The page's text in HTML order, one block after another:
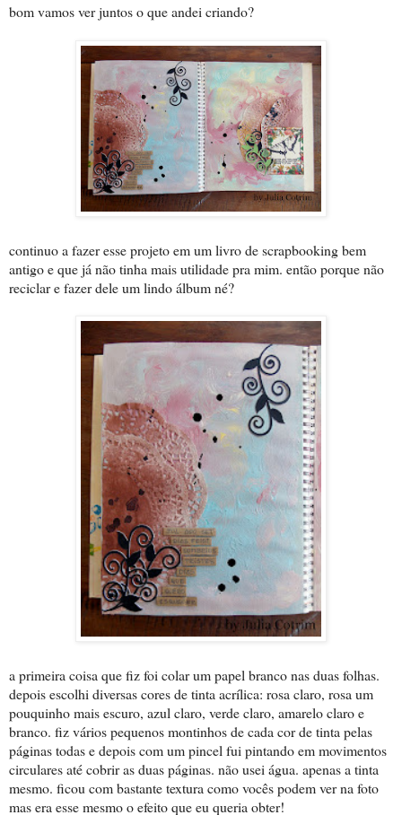
bom vamos ver juntos o que andei criando?
continuo a fazer esse projeto em um livro de scrapbooking bem
antigo e que já não tinha mais utilidade pra mim. então porque não
reciclar e fazer dele um lindo álbum né?
a primeira coisa que fiz foi colar um papel branco nas duas folhas.
depois escolhi diversas cores de tinta acrílica: rosa claro, rosa um
pouquinho mais escuro, azul claro, verde claro, amarelo claro e
branco. fiz vários pequenos montinhos de cada cor de tinta pelas
páginas todas e depois com um pincel fui pintando em movimentos
circulares até cobrir as duas páginas. não usei água. apenas a tinta
mesmo. ficou com bastante textura como vocês podem ver na foto
mas era esse mesmo o efeito que eu queria obter!